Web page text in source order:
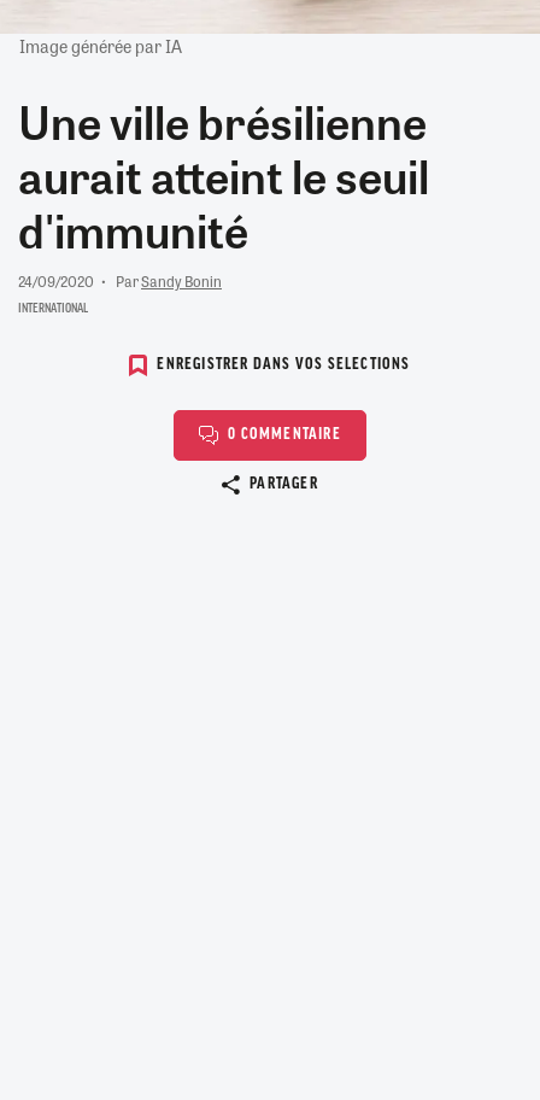
Image générée par IA
Une ville brésilienne
aurait atteint le seuil
d'immunité
24/09/2020 ParSandy Bonin
INTERNATIONAL
ENREGISTRER DANS VOS SELECTIONS
0 COMMENTAIRE
PARTAGER